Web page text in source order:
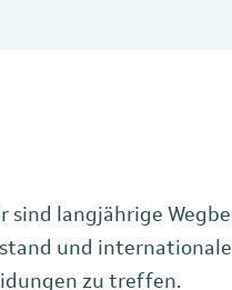
sind langjährige
und internationale
zu treffen.